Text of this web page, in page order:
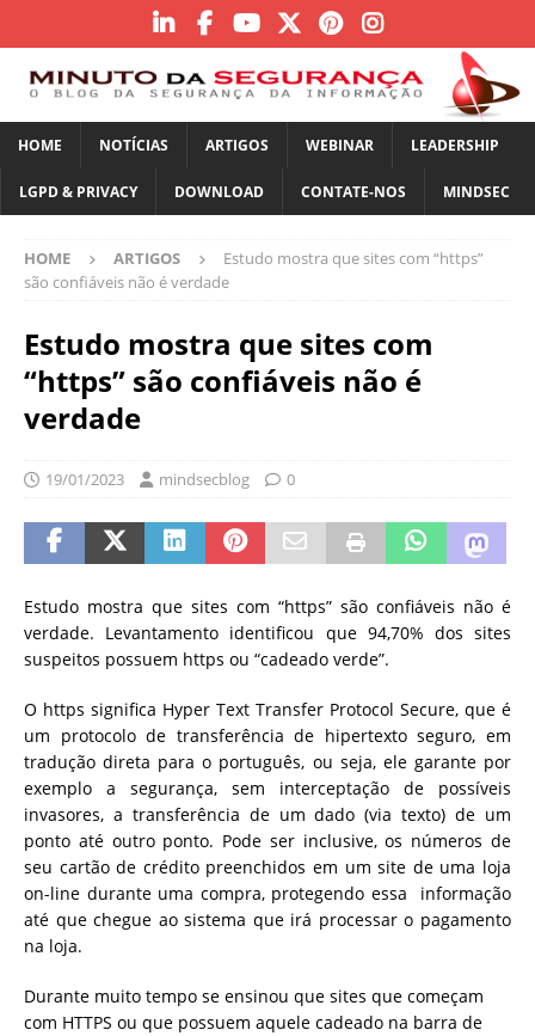
HOME NOTÍCIAS ARTIGOS WEBINAR LEADERSHIP
LGPD & PRIVACY DOWNLOAD CONTATE-NOS MINDSEC
HOME ARTIGOS
Estudo mostra que sites com “https”
são confiáveis não é verdade
Estudo mostra que sites com
“https” são confiáveis não é
verdade
19/01/2023 mindsecblog 0
Estudo mostra que sites com “https” são confiáveis não é
verdade. Levantamento identificou que 94,70% dos sites
suspeitos possuem https ou “cadeado verde”.
O https significa Hyper Text Transfer Protocol Secure, que é
um protocolo de transferência de hipertexto seguro, em
tradução direta para o português, ou seja, ele garante por
exemplo a segurança, sem interceptação de possíveis
invasores, a transferência de um dado (via texto) de um
ponto até outro ponto. Pode ser inclusive, os números de
seu cartão de crédito preenchidos em um site de uma loja
on-line durante uma compra, protegendo essa informação
até que chegue ao sistema que irá processar o pagamento
na loja.
Durante muito tempo se ensinou que sites que começam
com HTTPS ou que possuem aquele cadeado na barra de